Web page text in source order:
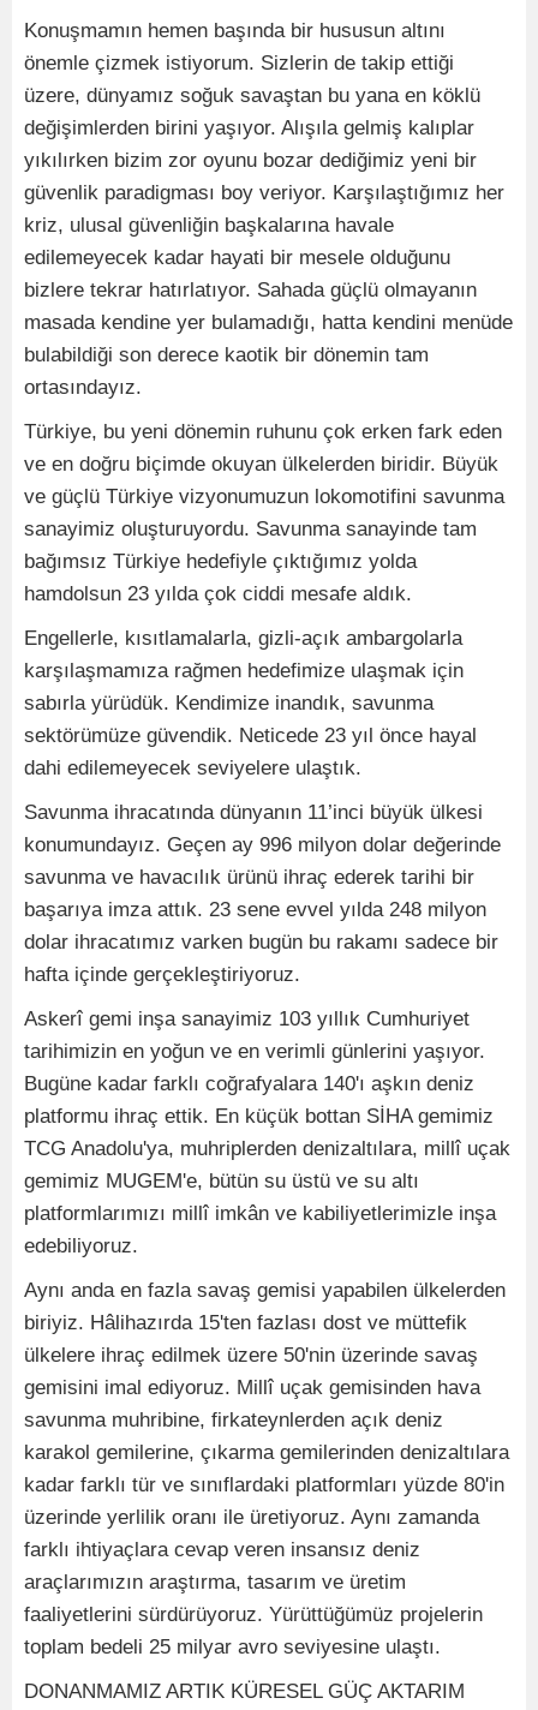
Konuşmamın hemen başında bir hususun altını
önemle çizmek istiyorum. Sizlerin de takip ettiği
üzere, dünyamız soğuk savaştan bu yana en köklü
değişimlerden birini yaşıyor. Alışıla gelmiş kalıplar
yıkılırken bizim zor oyunu bozar dediğimiz yeni bir
güvenlik paradigması boy veriyor. Karşılaştığımız her
kriz, ulusal güvenliğin başkalarına havale
edilemeyecek kadar hayati bir mesele olduğunu
bizlere tekrar hatırlatıyor. Sahada güçlü olmayanın
masada kendine yer bulamadığı, hatta kendini menüde
bulabildiği son derece kaotik bir dönemin tam
ortasındayız.
Türkiye, bu yeni dönemin ruhunu çok erken fark eden
ve en doğru biçimde okuyan ülkelerden biridir. Büyük
ve güçlü Türkiye vizyonumuzun lokomotifini savunma
sanayimiz oluşturuyordu. Savunma sanayinde tam
bağımsız Türkiye hedefiyle çıktığımız yolda
hamdolsun 23 yılda çok ciddi mesafe aldık.
Engellerle, kısıtlamalarla, gizli-açık ambargolarla
karşılaşmamıza rağmen hedefimize ulaşmak için
sabırla yürüdük. Kendimize inandık, savunma
sektörümüze güvendik. Neticede 23 yıl önce hayal
dahi edilemeyecek seviyelere ulaştık.
Savunma ihracatında dünyanın 11’inci büyük ülkesi
konumundayız. Geçen ay 996 milyon dolar değerinde
savunma ve havacılık ürünü ihraç ederek tarihi bir
başarıya imza attık. 23 sene evvel yılda 248 milyon
dolar ihracatımız varken bugün bu rakamı sadece bir
hafta içinde gerçekleştiriyoruz.
Askerî gemi inşa sanayimiz 103 yıllık Cumhuriyet
tarihimizin en yoğun ve en verimli günlerini yaşıyor.
Bugüne kadar farklı coğrafyalara 140'ı aşkın deniz
platformu ihraç ettik. En küçük bottan SİHA gemimiz
TCG Anadolu'ya, muhriplerden denizaltılara, millî uçak
gemimiz MUGEM'e, bütün su üstü ve su altı
platformlarımızı millî imkân ve kabiliyetlerimizle inşa
edebiliyoruz.
Aynı anda en fazla savaş gemisi yapabilen ülkelerden
biriyiz. Hâlihazırda 15'ten fazlası dost ve müttefik
ülkelere ihraç edilmek üzere 50'nin üzerinde savaş
gemisini imal ediyoruz. Millî uçak gemisinden hava
savunma muhribine, firkateynlerden açık deniz
karakol gemilerine, çıkarma gemilerinden denizaltılara
kadar farklı tür ve sınıflardaki platformları yüzde 80'in
üzerinde yerlilik oranı ile üretiyoruz. Aynı zamanda
farklı ihtiyaçlara cevap veren insansız deniz
araçlarımızın araştırma, tasarım ve üretim
faaliyetlerini sürdürüyoruz. Yürüttüğümüz projelerin
toplam bedeli 25 milyar avro seviyesine ulaştı.
DONANMAMIZ ARTIK KÜRESEL GÜÇ AKTARIM